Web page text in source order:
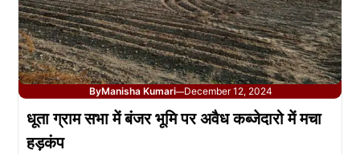
ByManisha Kumari—December 12, 2024
धूता ग्राम सभा में बंजर भूमि पर अवैध कब्जेदारो में मचा
हड़कंप